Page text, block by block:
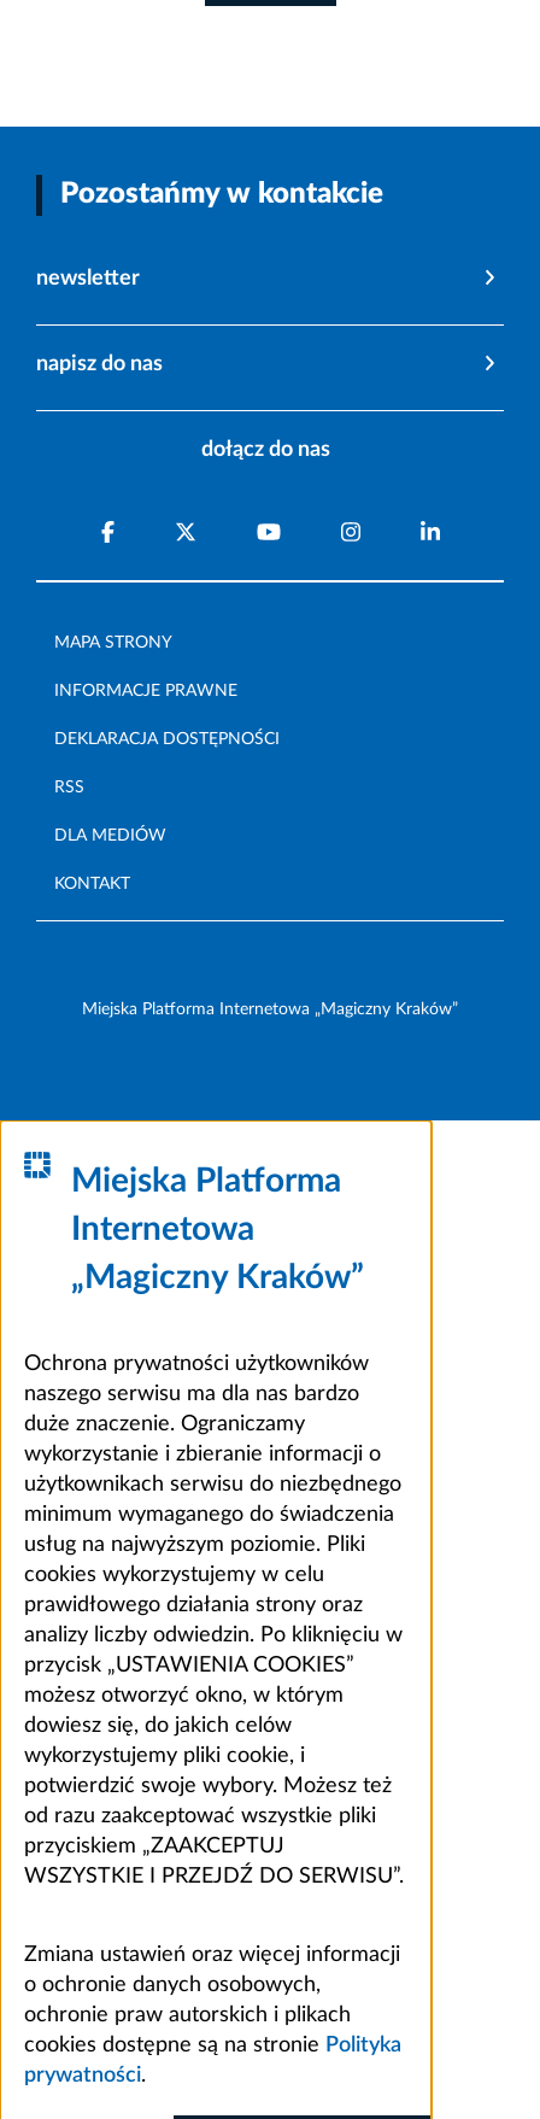
Pozostańmy w kontakcie
newsletter
napisz do nas
dołącz do nas
MAPA STRONY
INFORMACJE PRAWNE
DEKLARACJA DOSTĘPNOŚCI
RSS
DLA MEDIÓW
KONTAKT
Miejska Platforma Internetowa „Magiczny Kraków”
Miejska Platforma
Internetowa
„Magiczny Kraków”
Ochrona prywatności użytkowników
naszego serwisu ma dla nas bardzo
duże znaczenie. Ograniczamy
wykorzystanie i zbieranie informacji o
użytkownikach serwisu do niezbędnego
minimum wymaganego do świadczenia
usług na najwyższym poziomie. Pliki
cookies wykorzystujemy w celu
prawidłowego działania strony oraz
analizy liczby odwiedzin. Po kliknięciu w
przycisk „USTAWIENIA COOKIES”
możesz otworzyć okno, w którym
dowiesz się, do jakich celów
wykorzystujemy pliki cookie, i
potwierdzić swoje wybory. Możesz też
od razu zaakceptować wszystkie pliki
przyciskiem „ZAAKCEPTUJ
WSZYSTKIE I PRZEJDŹ DO SERWISU”.
Zmiana ustawień oraz więcej informacji
o ochronie danych osobowych,
ochronie praw autorskich i plikach
cookies dostępne są na stronie Polityka
prywatności.